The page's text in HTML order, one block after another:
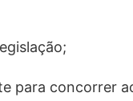
para concorrer